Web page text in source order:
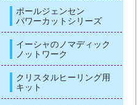
ポールジェンセン
パワーカットシリーズ
イーシャのノマディック
ノットワーク
クリスタルヒーリング用
キット